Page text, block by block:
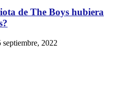
de The Boys hubiera
septiembre, 2022